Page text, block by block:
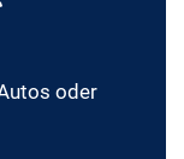
oder